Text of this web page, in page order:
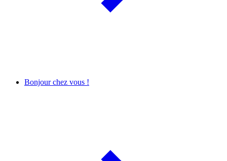
Bonjour chez vous !